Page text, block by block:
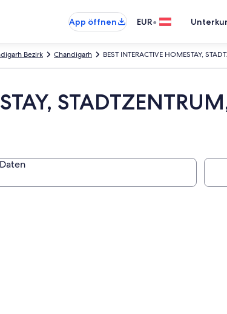
App öffnen
EUR•
BEST INTERACTIVE HOMESTAY,
Chandigarh
Bezirk
Daten